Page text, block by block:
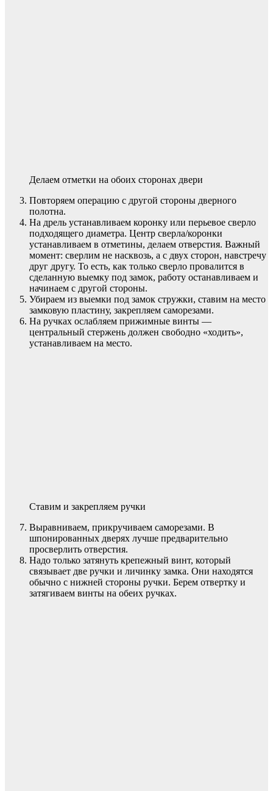
Делаем отметки на обоих сторонах двери
Повторяем операцию с другой стороны дверного
полотна.
На дрель устанавливаем коронку или перьевое сверло
подходящего диаметра. Центр сверла/коронки
устанавливаем в отметины, делаем отверстия. Важный
момент: сверлим не насквозь, а с двух сторон, навстречу
друг другу. То есть, как только сверло провалится в
сделанную выемку под замок, работу останавливаем и
начинаем с другой стороны.
Убираем из выемки под замок стружки, ставим на место
замковую пластину, закрепляем саморезами.
На ручках ослабляем прижимные винты —
центральный стержень должен свободно «ходить»,
устанавливаем на место.
Ставим и закрепляем ручки
Выравниваем, прикручиваем саморезами. В
шпонированных дверях лучше предварительно
просверлить отверстия.
Надо только затянуть крепежный винт, который
связывает две ручки и личинку замка. Они находятся
обычно с нижней стороны ручки. Берем отвертку и
затягиваем винты на обеих ручках.